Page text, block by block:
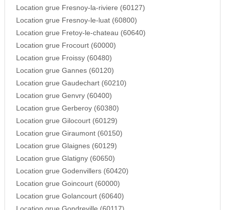
Location grue Fresnoy-la-riviere (60127)
Location grue Fresnoy-le-luat (60800)
Location grue Fretoy-le-chateau (60640)
Location grue Frocourt (60000)
Location grue Froissy (60480)
Location grue Gannes (60120)
Location grue Gaudechart (60210)
Location grue Genvry (60400)
Location grue Gerberoy (60380)
Location grue Gilocourt (60129)
Location grue Giraumont (60150)
Location grue Glaignes (60129)
Location grue Glatigny (60650)
Location grue Godenvillers (60420)
Location grue Goincourt (60000)
Location grue Golancourt (60640)